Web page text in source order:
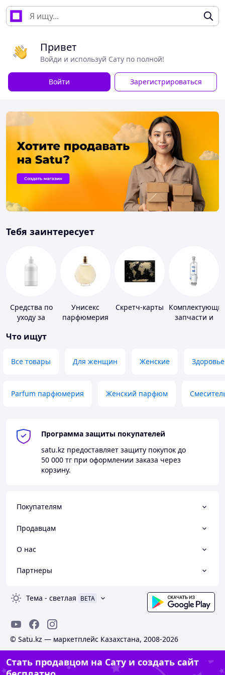
Привет
Войди и используй Сату по полной!
Войти Зарегистрироваться
Тебя заинтересует
Средства по
уходу за
линзами
Унисекс
парфюмерия
Скретч-карты
запчасти и
сантехники
Что ищут
Все товары Для женщин Женские Здоровье
Parfum парфюмерия Женский парфюм
Программа защиты покупателей
satu.kz предоставляет защиту покупок до
50 000 тг при оформлении заказа через
корзину.
Покупателям
Продавцам
О нас
Партнеры
Тема - светлая BETA
© Satu.kz — маркетплейс Казахстана, 2008-2026
Стать продавцом на Сату и создать сайт